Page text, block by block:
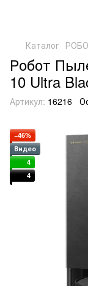
Каталог
Робот
10 Ultra
Артикул: 16216
−46%
Видео
4
4